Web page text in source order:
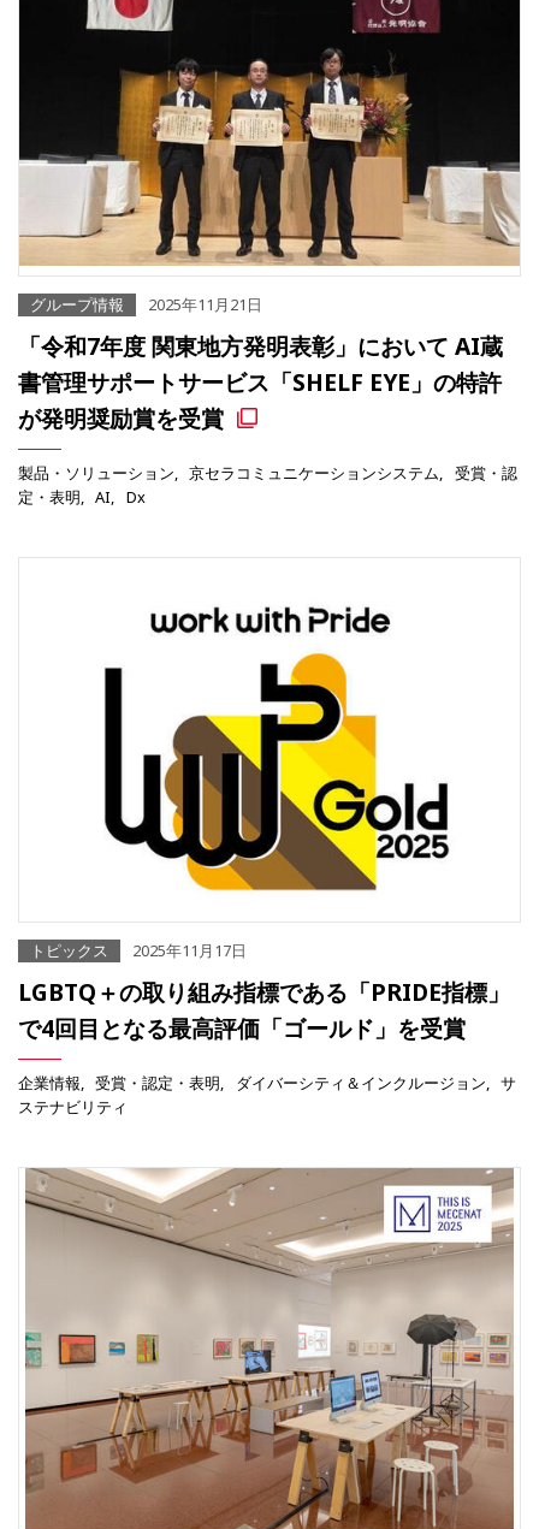
グループ情報 2025年11月21日
「令和7年度 関東地方発明表彰」において AI蔵
書管理サポートサービス「SHELF EYE」の特許
が発明奨励賞を受賞
製品・ソリューション 京セラコミュニケーションシステム
受賞・認
定・表明
AI Dx
トピックス 2025年11月17日
LGBTQ＋の取り組み指標である「PRIDE指標」
で4回目となる最高評価「ゴールド」を受賞
企業情報 受賞・認定・表明 ダイバーシティ＆インクルージョン
サ
ステナビリティ